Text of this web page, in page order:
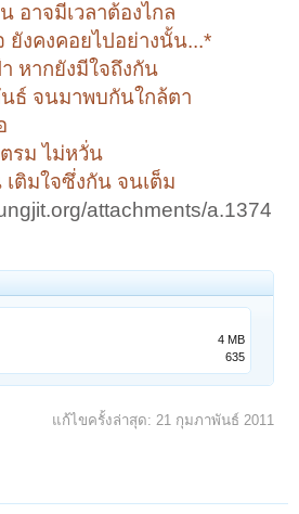
อาจมีเวลาต้องไกล
ยังคงคอยไปอย่างนั้น...*
หากยังมีใจถึงกัน
ธ์ จนมาพบกันใกล้ตา
รม ไม่หวั่น
ติมใจซึ่งกัน จนเต็ม
attachments/a.1374
4 MB
635
แก้ไขครั้งล่าสุด: 21 กุมภาพันธ์ 2011